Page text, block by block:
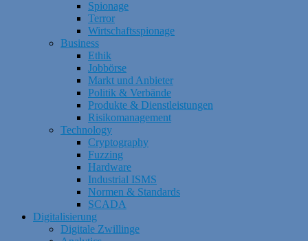
Spionage
Terror
Wirtschaftsspionage
Business
Ethik
Jobbörse
Markt und Anbieter
Politik & Verbände
Produkte & Dienstleistungen
Risikomanagement
Technology
Cryptography
Fuzzing
Hardware
Industrial ISMS
Normen & Standards
SCADA
Digitalisierung
Digitale Zwillinge